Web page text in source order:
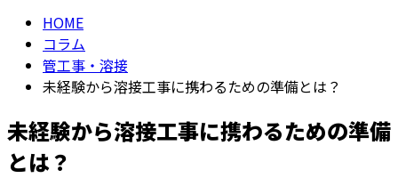
HOME
コラム
管工事・溶接
未経験から溶接工事に携わるための準備とは？
未経験から溶接工事に携わるための準備
とは？